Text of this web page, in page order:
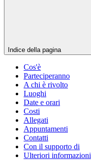
Indice della pagina
Cos'è
Parteciperanno
A chi è rivolto
Luoghi
Date e orari
Costi
Allegati
Appuntamenti
Contatti
Con il supporto di
Ulteriori informazioni